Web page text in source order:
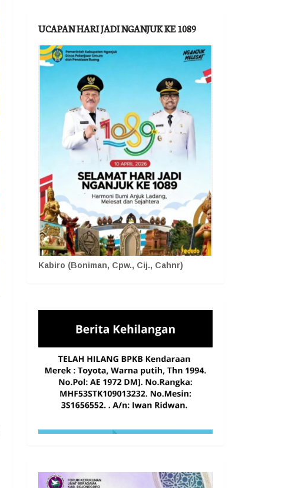
UCAPAN HARI JADI NGANJUK KE 1089
Kabiro (Boniman, Cpw., Cij., Cahnr)